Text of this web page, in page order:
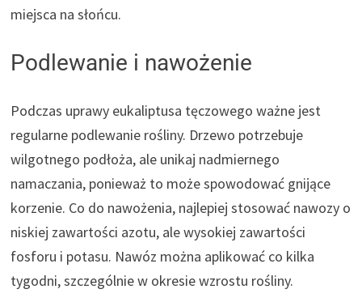
miejsca na słońcu.
Podlewanie i nawożenie
Podczas uprawy eukaliptusa tęczowego ważne jest
regularne podlewanie rośliny. Drzewo potrzebuje
wilgotnego podłoża, ale unikaj nadmiernego
namaczania, ponieważ to może spowodować gnijące
korzenie. Co do nawożenia, najlepiej stosować nawozy o
niskiej zawartości azotu, ale wysokiej zawartości
fosforu i potasu. Nawóz można aplikować co kilka
tygodni, szczególnie w okresie wzrostu rośliny.